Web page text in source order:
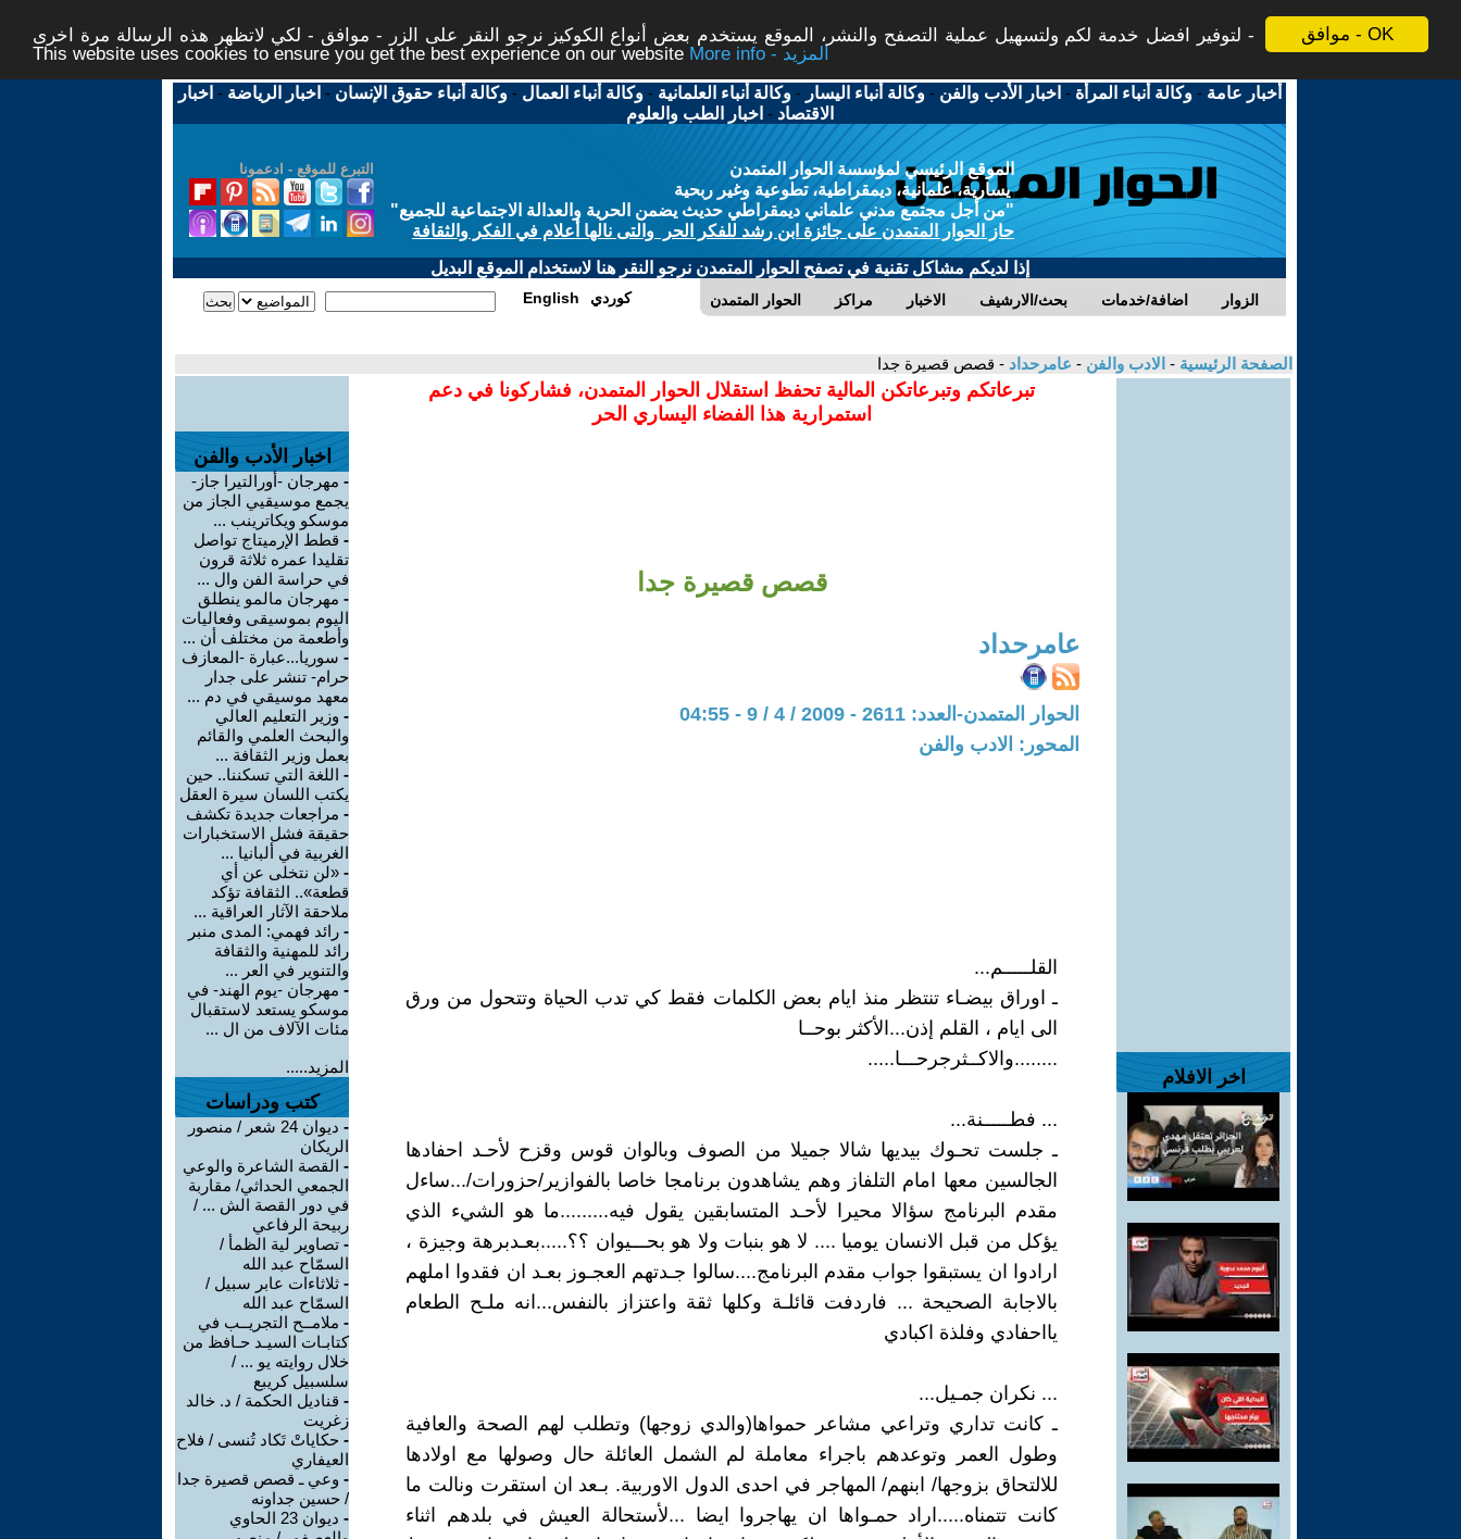
موافق - OK
لتوفير افضل خدمة لكم ولتسهيل عملية التصفح والنشر، الموقع يستخدم بعض أنواع الكوكيز نرجو النقر على الزر - موافق - لكي لاتظهر هذه الرسالة مرة اخرى -
This website uses cookies to ensure you get the best experience on our website
More info - المزيد
أخبار عامة -وكالة أنباء المرأة - اخبار الأدب والفن -وكالة أنباء اليسار -وكالة أنباء العلمانية -وكالة أنباء العمال -وكالة أنباء حقوق الإنسان - اخبار الرياضة - اخبار
الاقتصاد - اخبار الطب والعلوم
التبرع للموقع - ادعمونا
الموقع الرئيسي لمؤسسة الحوار المتمدن
يسارية، علمانية، ديمقراطية، تطوعية وغير ربحية
"من أجل مجتمع مدني علماني ديمقراطي حديث يضمن الحرية والعدالة الاجتماعية للجميع"
حاز الحوار المتمدن على جائزة ابن رشد للفكر الحر والتى نالها أعلام في الفكر والثقافة
إذا لديكم مشاكل تقنية في تصفح الحوار المتمدن نرجو النقر هنا لاستخدام الموقع البديل
الحوار المتمدن مراكز الاخبار بحث/الارشيف اضافة/خدمات الزوار English كوردي
الصفحة الرئيسية - الادب والفن - عامرحداد - قصص قصيرة جدا
اخر الافلام
تبرعاتكم وتبرعاتكن المالية تحفظ استقلال الحوار المتمدن، فشاركونا في دعم
استمرارية هذا الفضاء اليساري الحر
قصص قصيرة جدا
عامرحداد
الحوار المتمدن-العدد: 2611 - 2009 / 4 / 9 - 04:55
المحور: الادب والفن
القلـــــم...
ـ اوراق بيضـاء تنتظر منذ ايام بعض الكلمات فقط كي تدب الحياة وتتحول من ورق
الى ايام ، القلم إذن...الأكثر بوحــا
........والاكــثرجرحـــا.....
... فطـــــنة...
ـ جلست تحـوك بيديها شالا جميلا من الصوف وبالوان قوس وقزح لأحـد احفادها
الجالسين معها امام التلفاز وهم يشاهدون برنامجا خاصا بالفوازير/حزورات/...ساءل
مقدم البرنامج سؤالا محيرا لأحـد المتسابقين يقول فيه.........ما هو الشيء الذي
يؤكل من قبل الانسان يوميا .... لا هو بنبات ولا هو بحـــيوان ؟؟.....بعـدبرهة وجيزة ،
ارادوا ان يستبقوا جواب مقدم البرنامج....سالوا جـدتهم العجـوز بعـد ان فقدوا املهم
بالاجابة الصحيحة ... فاردفت قائلـة وكلها ثقة واعتزاز بالنفس...انه ملـح الطعام
يااحفادي وفلذة اكبادي
... نكران جمـيل...
ـ كانت تداري وتراعي مشاعر حمواها(والدي زوجها) وتطلب لهم الصحة والعافية
وطول العمر وتوعدهم باجراء معاملة لم الشمل العائلة حال وصولها مع اولادها
للالتحاق بزوجها/ ابنهم/ المهاجر في احدى الدول الاوربية. بـعد ان استقرت ونالت ما
كانت تتمناه.....اراد حمـواها ان يهاجروا ايضا ...لأستحالة العيش في بلدهم اثناء
اخبار الأدب والفن
- مهرجان -أورالتيرا جاز-
يجمع موسيقيي الجاز من
موسكو ويكاترينب ...
- قطط الإرميتاج تواصل
تقليدا عمره ثلاثة قرون
في حراسة الفن وال ...
- مهرجان مالمو ينطلق
اليوم بموسيقى وفعاليات
وأطعمة من مختلف أن ...
- سوريا...عبارة -المعازف
حرام- تنشر على جدار
معهد موسيقي في دم ...
- وزير التعليم العالي
والبحث العلمي والقائم
بعمل وزير الثقافة ...
- اللغة التي تسكننا.. حين
يكتب اللسان سيرة العقل
- مراجعات جديدة تكشف
حقيقة فشل الاستخبارات
الغربية في ألبانيا ...
- «لن نتخلى عن أي
قطعة».. الثقافة تؤكد
ملاحقة الآثار العراقية ...
- رائد فهمي: المدى منبر
رائد للمهنية والثقافة
والتنوير في العر ...
- مهرجان -يوم الهند- في
موسكو يستعد لاستقبال
مئات الآلاف من ال ...
المزيد.....
كتب ودراسات
-
ديوان 24 شعر / منصور
الريكان
- القصة الشاعرة والوعي
الجمعي الحداثي/ مقاربة
في دور القصة الش ... /
ربيحة الرفاعي
- تصاوير لية الظمأ /
السمّاح عبد الله
- ثلاثاءات عابر سبيل /
السمّاح عبد الله
- ملامــح التجريــب في
كتابـات السيـد حـافظ من
خلال روايته يو ... /
سلسبيل كريبع
- قناديل الحكمة / د. خالد
زغريت
- حكاياتْ تَكاد تُنسى / فلاح
العيفاري
- وعي ـ قصص قصيرة جدا
/ حسين جداونه
-
ديوان 23 الحاوي